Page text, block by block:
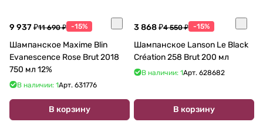
9 937 ₽11 690 ₽ -15%
Шампанское Maxime Blin
Evanescence Rose Brut 2018
750 мл 12%
В наличии: 1Арт. 631776
В корзину
3 868 ₽4 550 ₽ -15%
Шампанское Lanson Le Black
Création 258 Brut 200 мл
В наличии: 1Арт. 628682
В корзину